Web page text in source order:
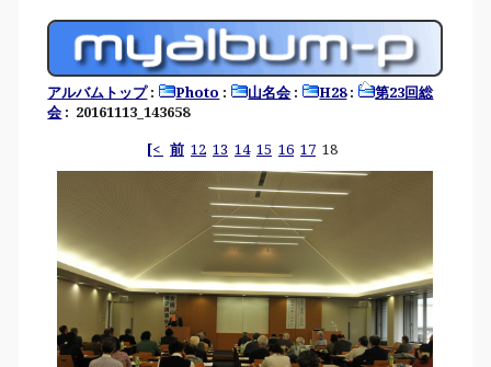
アルバムトップ: Photo : 山名会 : H28:
第23回総
会 : 20161113_143658
[< 前 12 13 14 15 16 17 18